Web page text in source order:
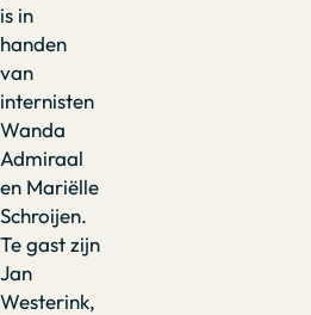
is in
handen
van
internisten
Wanda
Admiraal
en Mariëlle
Schroijen.
Te gast zijn
Jan
Westerink,